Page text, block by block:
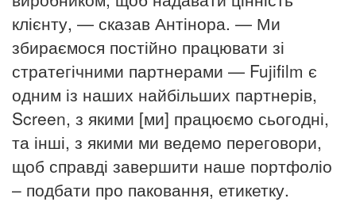
клієнту, — сказав Антінора. — Ми
збираємося постійно працювати зі
стратегічними партнерами — Fujifilm є
одним із наших найбільших партнерів,
Screen, з якими [ми] працюємо сьогодні,
та інші, з якими ми ведемо переговори,
щоб справді завершити наше портфоліо
– подбати про паковання, етикетку.